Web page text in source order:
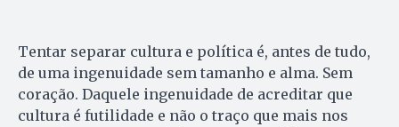
Tentar separar cultura e política é, antes de tudo,
de uma ingenuidade sem tamanho e alma. Sem
coração. Daquele ingenuidade de acreditar que
cultura é futilidade e não o traço que mais nos